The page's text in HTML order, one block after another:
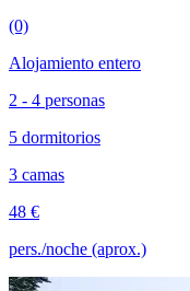
(0)
Alojamiento entero
2 - 4 personas
5 dormitorios
3 camas
48 €
pers./noche (aprox.)